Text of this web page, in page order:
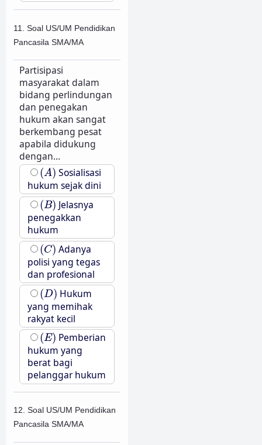
11. Soal US/UM Pendidikan
Pancasila SMA/MA
Partisipasi
masyarakat dalam
bidang perlindungan
dan penegakan
hukum akan sangat
berkembang pesat
apabila didukung
dengan...
(A)
(A) Sosialisasi
hukum sejak dini
(B)
(B) Jelasnya
penegakkan
hukum
(C)
(C) Adanya
polisi yang tegas
dan profesional
(D)
(D) Hukum
yang memihak
rakyat kecil
(E)
(E) Pemberian
hukum yang
berat bagi
pelanggar hukum
12. Soal US/UM Pendidikan
Pancasila SMA/MA